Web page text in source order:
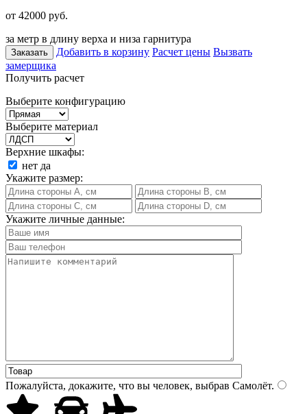
от 42000 руб.
за метр в длину верха и низа гарнитура
Заказать Добавить в корзину Расчет цены Вызвать
замерщика
Получить расчет
Выберите конфигурацию
Выберите материал
Верхние шкафы:
нет да
Укажите размер:
Укажите личные данные:
Пожалуйста, докажите, что вы человек, выбрав Самолёт.